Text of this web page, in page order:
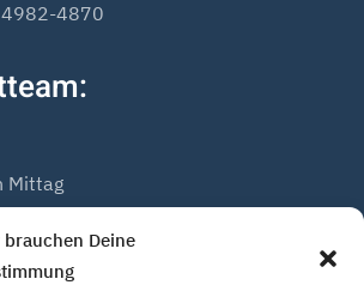
brauchen Deine
4870
Mittag